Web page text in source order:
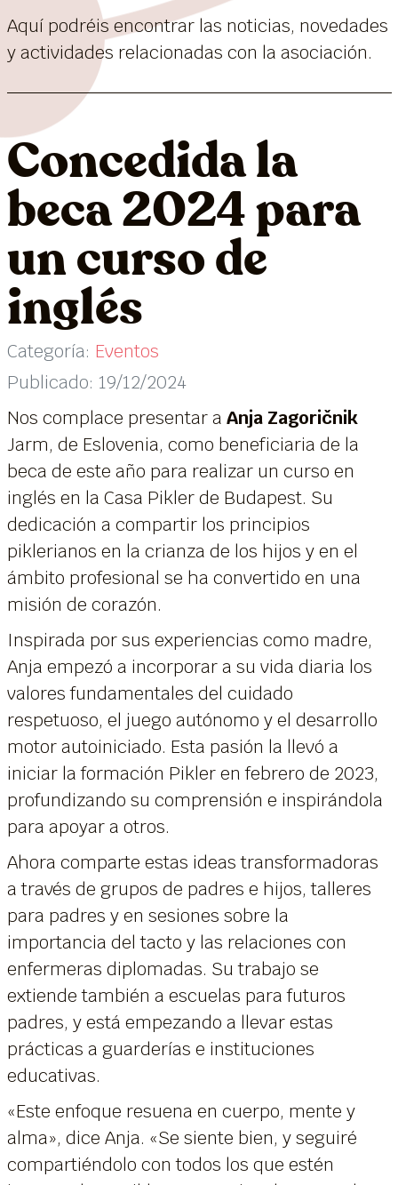
Aquí podréis encontrar las noticias, novedades
y actividades relacionadas con la asociación.
Concedida la
beca 2024 para
un curso de
inglés
Categoría: Eventos
Publicado: 19/12/2024
Nos complace presentar a Anja Zagoričnik
Jarm, de Eslovenia, como beneficiaria de la
beca de este año para realizar un curso en
inglés en la Casa Pikler de Budapest. Su
dedicación a compartir los principios
piklerianos en la crianza de los hijos y en el
ámbito profesional se ha convertido en una
misión de corazón.
Inspirada por sus experiencias como madre,
Anja empezó a incorporar a su vida diaria los
valores fundamentales del cuidado
respetuoso, el juego autónomo y el desarrollo
motor autoiniciado. Esta pasión la llevó a
iniciar la formación Pikler en febrero de 2023,
profundizando su comprensión e inspirándola
para apoyar a otros.
Ahora comparte estas ideas transformadoras
a través de grupos de padres e hijos, talleres
para padres y en sesiones sobre la
importancia del tacto y las relaciones con
enfermeras diplomadas. Su trabajo se
extiende también a escuelas para futuros
padres, y está empezando a llevar estas
prácticas a guarderías e instituciones
educativas.
«Este enfoque resuena en cuerpo, mente y
alma», dice Anja. «Se siente bien, y seguiré
compartiéndolo con todos los que estén